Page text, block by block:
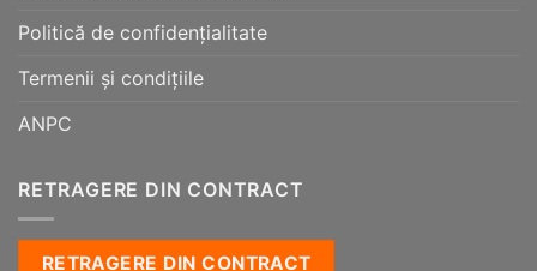
Politică de confidențialitate
Termenii și condițiile
ANPC
RETRAGERE DIN CONTRACT
RETRAGERE DIN CONTRACT